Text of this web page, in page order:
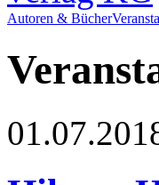
Autoren & Bücher